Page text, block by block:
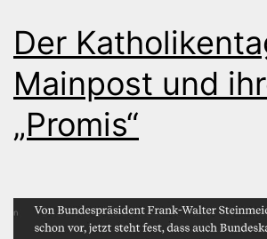
Der
Mainpost und
„Promis“